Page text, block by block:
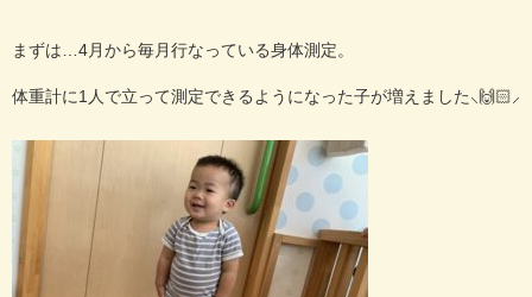
まずは…4月から毎月行なっている身体測定。
体重計に1 人で立って測定できるようになった子が増えました⸜🙌🏻⸝‍